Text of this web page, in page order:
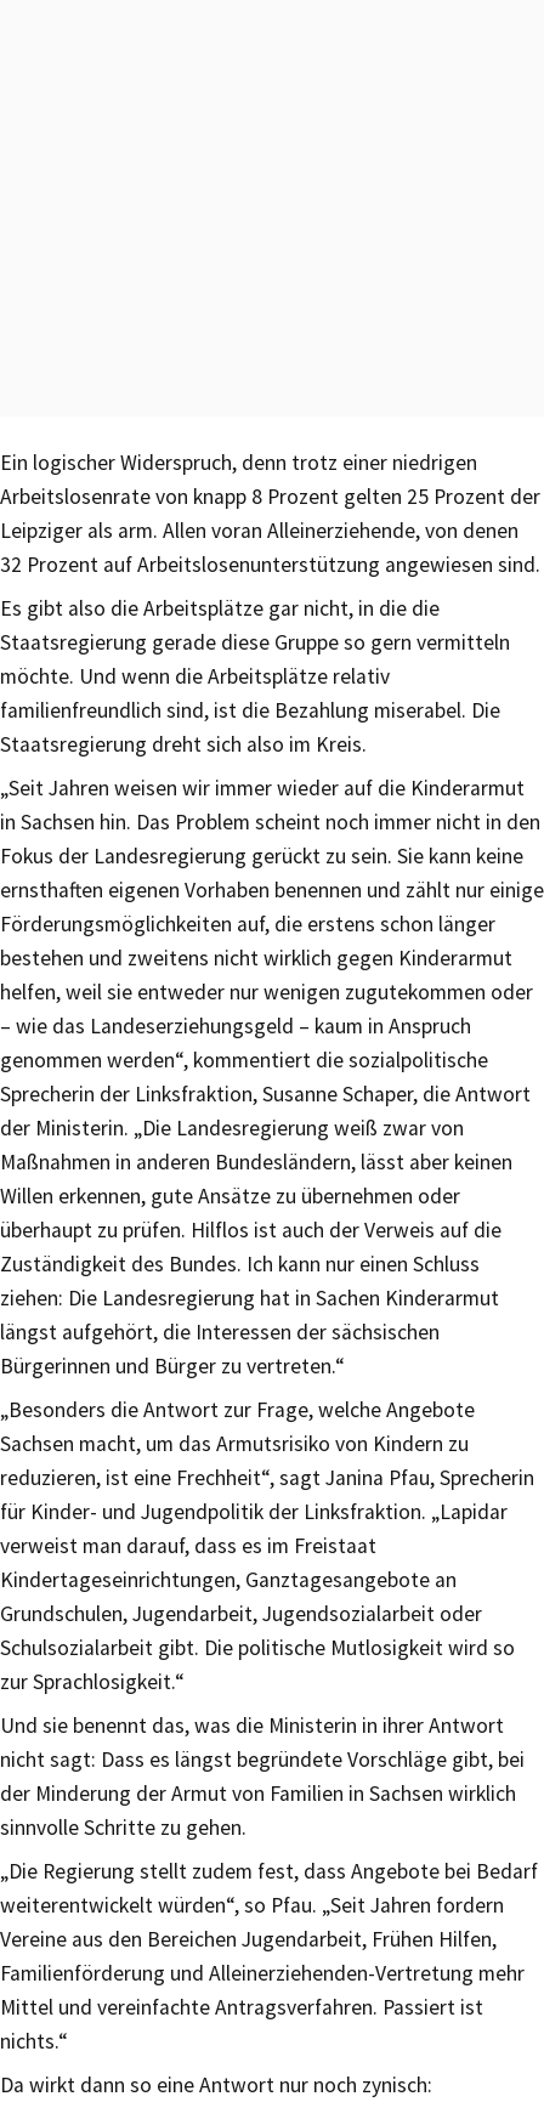
Ein logischer Widerspruch, denn trotz einer niedrigen
Arbeitslosenrate von knapp 8 Prozent gelten 25 Prozent der
Leipziger als arm. Allen voran Alleinerziehende, von denen
32 Prozent auf Arbeitslosenunterstützung angewiesen sind.
Es gibt also die Arbeitsplätze gar nicht, in die die
Staatsregierung gerade diese Gruppe so gern vermitteln
möchte. Und wenn die Arbeitsplätze relativ
familienfreundlich sind, ist die Bezahlung miserabel. Die
Staatsregierung dreht sich also im Kreis.
„Seit Jahren weisen wir immer wieder auf die Kinderarmut
in Sachsen hin. Das Problem scheint noch immer nicht in den
Fokus der Landesregierung gerückt zu sein. Sie kann keine
ernsthaften eigenen Vorhaben benennen und zählt nur einige
Förderungsmöglichkeiten auf, die erstens schon länger
bestehen und zweitens nicht wirklich gegen Kinderarmut
helfen, weil sie entweder nur wenigen zugutekommen oder
– wie das Landeserziehungsgeld – kaum in Anspruch
genommen werden“, kommentiert die sozialpolitische
Sprecherin der Linksfraktion, Susanne Schaper, die Antwort
der Ministerin. „Die Landesregierung weiß zwar von
Maßnahmen in anderen Bundesländern, lässt aber keinen
Willen erkennen, gute Ansätze zu übernehmen oder
überhaupt zu prüfen. Hilflos ist auch der Verweis auf die
Zuständigkeit des Bundes. Ich kann nur einen Schluss
ziehen: Die Landesregierung hat in Sachen Kinderarmut
längst aufgehört, die Interessen der sächsischen
Bürgerinnen und Bürger zu vertreten.“
„Besonders die Antwort zur Frage, welche Angebote
Sachsen macht, um das Armutsrisiko von Kindern zu
reduzieren, ist eine Frechheit“, sagt Janina Pfau, Sprecherin
für Kinder- und Jugendpolitik der Linksfraktion. „Lapidar
verweist man darauf, dass es im Freistaat
Kindertageseinrichtungen, Ganztagesangebote an
Grundschulen, Jugendarbeit, Jugendsozialarbeit oder
Schulsozialarbeit gibt. Die politische Mutlosigkeit wird so
zur Sprachlosigkeit.“
Und sie benennt das, was die Ministerin in ihrer Antwort
nicht sagt: Dass es längst begründete Vorschläge gibt, bei
der Minderung der Armut von Familien in Sachsen wirklich
sinnvolle Schritte zu gehen.
„Die Regierung stellt zudem fest, dass Angebote bei Bedarf
weiterentwickelt würden“, so Pfau. „Seit Jahren fordern
Vereine aus den Bereichen Jugendarbeit, Frühen Hilfen,
Familienförderung und Alleinerziehenden-Vertretung mehr
Mittel und vereinfachte Antragsverfahren. Passiert ist
nichts.“
Da wirkt dann so eine Antwort nur noch zynisch: